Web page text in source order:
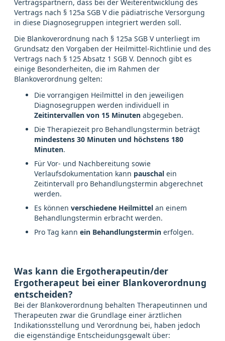
Vertragspartnern, dass bei der Weiterentwicklung des
Vertrags nach § 125a SGB V die pädiatrische Versorgung
in diese Diagnosegruppen integriert werden soll.
Die Blankoverordnung nach § 125a SGB V unterliegt im
Grundsatz den Vorgaben der Heilmittel-Richtlinie und des
Vertrags nach § 125 Absatz 1 SGB V. Dennoch gibt es
einige Besonderheiten, die im Rahmen der
Blankoverordnung gelten:
Die vorrangigen Heilmittel in den jeweiligen
Diagnosegruppen werden individuell in
Zeitintervallen von 15 Minuten abgegeben.
Die Therapiezeit pro Behandlungstermin beträgt
mindestens 30 Minuten und höchstens 180
Minuten.
Für Vor- und Nachbereitung sowie
Verlaufsdokumentation kann pauschal ein
Zeitintervall pro Behandlungstermin abgerechnet
werden.
Es können verschiedene Heilmittel an einem
Behandlungstermin erbracht werden.
Pro Tag kann ein Behandlungstermin erfolgen.
Was kann die Ergotherapeutin/der
Ergotherapeut bei einer Blankoverordnung
entscheiden?
Bei der Blankoverordnung behalten Therapeutinnen und
Therapeuten zwar die Grundlage einer ärztlichen
Indikationsstellung und Verordnung bei, haben jedoch
die eigenständige Entscheidungsgewalt über: